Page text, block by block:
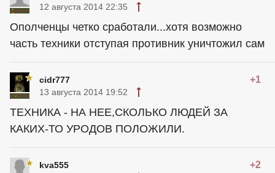
12 августа 2014 22:35
Ополченцы четко сработали...хотя возможно
часть техники отступая противник уничтожил сам
cidr777 +1
13 августа 2014 19:52
ТЕХНИКА - НА НЕЕ,СКОЛЬКО ЛЮДЕЙ ЗА
КАКИХ-ТО УРОДОВ ПОЛОЖИЛИ.
kva555 +2